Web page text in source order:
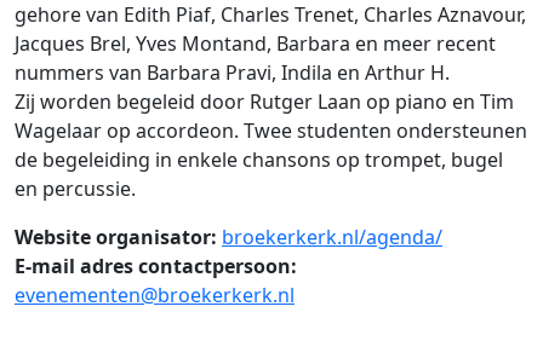
gehore van Edith Piaf, Charles Trenet, Charles Aznavour,
Jacques Brel, Yves Montand, Barbara en meer recent
nummers van Barbara Pravi, Indila en Arthur H.
Zij worden begeleid door Rutger Laan op piano en Tim
Wagelaar op accordeon. Twee studenten ondersteunen
de begeleiding in enkele chansons op trompet, bugel
en percussie.
Website organisator: broekerkerk.nl/agenda/
E-mail adres contactpersoon:
evenementen@broekerkerk.nl